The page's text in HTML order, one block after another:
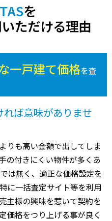
を
ただける理由
一戸建て価格を査
ば意味がありませ
りも高い金額で出してしま
の付きにくい物件が多くあ
は無く、適正な価格設定を
に一括査定サイト等を利用
主様の興味を惹いて契約を
価格をつり上げる事が良く